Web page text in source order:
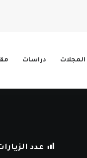
المجلات دراسات
عدد